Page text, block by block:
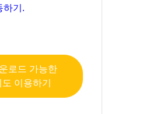
하기.
로드 가능한
도 이용하기